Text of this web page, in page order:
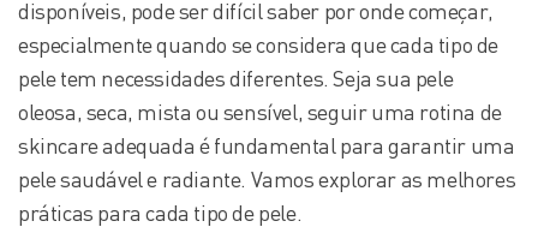
disponíveis, pode ser difícil saber por onde começar,
especialmente quando se considera que cada tipo de
pele tem necessidades diferentes. Seja sua pele
oleosa, seca, mista ou sensível, seguir uma rotina de
skincare adequada é fundamental para garantir uma
pele saudável e radiante. Vamos explorar as melhores
práticas para cada tipo de pele.